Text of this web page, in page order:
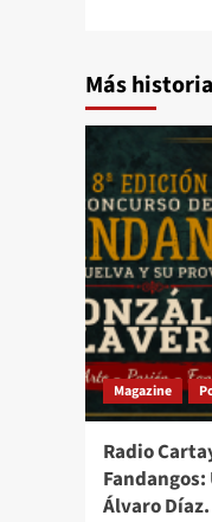
Más
Magazine
Radio
Álvaro Díaz.